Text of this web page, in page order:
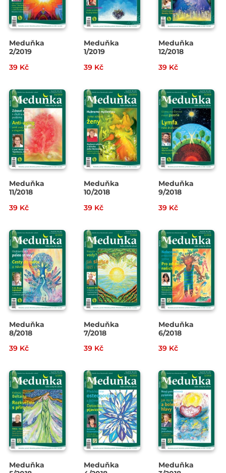
Meduňka
2/2019
39 Kč
Meduňka
1/2019
39 Kč
Meduňka
12/2018
39 Kč
Meduňka
11/2018
39 Kč
Meduňka
10/2018
39 Kč
Meduňka
9/2018
39 Kč
Meduňka
8/2018
39 Kč
Meduňka
7/2018
39 Kč
Meduňka
6/2018
39 Kč
Meduňka
Meduňka
Meduňka